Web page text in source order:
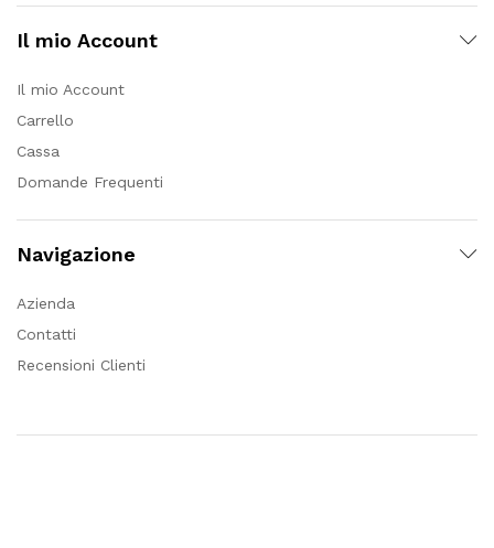
Il mio Account
Il mio Account
Carrello
Cassa
Domande Frequenti
Navigazione
Azienda
Contatti
Recensioni Clienti